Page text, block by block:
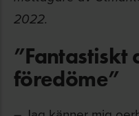
2022.
”Fantastiskt
föredöme”